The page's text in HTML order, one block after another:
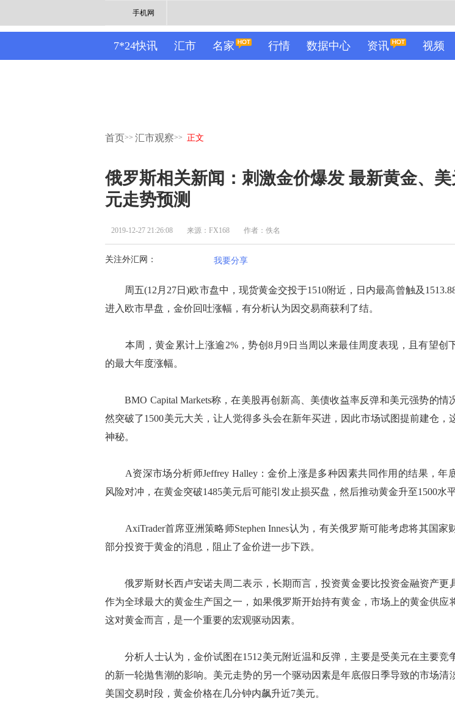
手机网
7*24快讯 汇市 名家 行情 数据中心 资讯 视频
首页>> 汇市观察>> 正文
俄罗斯相关新闻：刺激金价爆发 最新黄金、美
元走势预测
2019-12-27 21:26:08 来源：FX168 作者：佚名
关注外汇网： 我要分享
周五(12月27日)欧市盘中，现货黄金交投于1510附近，日内最高曾触及1513.88
进入欧市早盘，金价回吐涨幅，有分析认为因交易商获利了结。
本周，黄金累计上涨逾2%，势创8月9日当周以来最佳周度表现，且有望创
的最大年度涨幅。
BMO Capital Markets称，在美股再创新高、美债收益率反弹和美元强势的情
然突破了1500美元大关，让人觉得多头会在新年买进，因此市场试图提前建仓，
神秘。
A资深市场分析师Jeffrey Halley：金价上涨是多种因素共同作用的结果，年
风险对冲，在黄金突破1485美元后可能引发止损买盘，然后推动黄金升至1500水平
AxiTrader首席亚洲策略师Stephen Innes认为，有关俄罗斯可能考虑将其国家
部分投资于黄金的消息，阻止了金价进一步下跌。
俄罗斯财长西卢安诺夫周二表示，长期而言，投资黄金要比投资金融资产更
作为全球最大的黄金生产国之一，如果俄罗斯开始持有黄金，市场上的黄金供应
这对黄金而言，是一个重要的宏观驱动因素。
分析人士认为，金价试图在1512美元附近温和反弹，主要是受美元在主要竞
的新一轮抛售潮的影响。美元走势的另一个驱动因素是年底假日季导致的市场清
美国交易时段，黄金价格在几分钟内飙升近7美元。